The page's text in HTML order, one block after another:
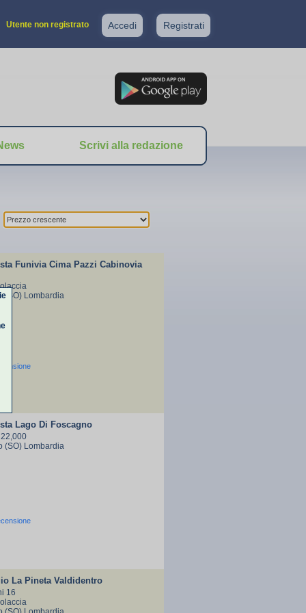
Utente non registrato Accedi Registrati
Scrivi alla redazione
Funivia Cima Pazzi Cabinovia
(SO) Lombardia
Lago Di Foscagno
(SO) Lombardia
La Pineta Valdidentro
16